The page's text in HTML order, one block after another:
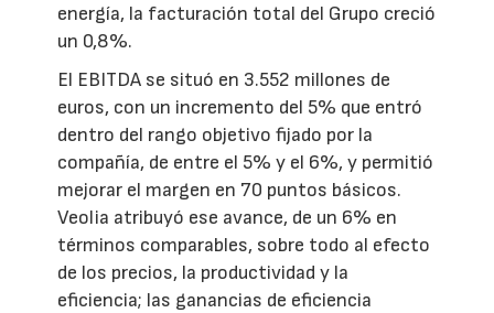
energía, la facturación total del Grupo creció
un 0,8%.
El EBITDA se situó en 3.552 millones de
euros, con un incremento del 5% que entró
dentro del rango objetivo fijado por la
compañía, de entre el 5% y el 6%, y permitió
mejorar el margen en 70 puntos básicos.
Veolia atribuyó ese avance, de un 6% en
términos comparables, sobre todo al efecto
de los precios, la productividad y la
eficiencia; las ganancias de eficiencia